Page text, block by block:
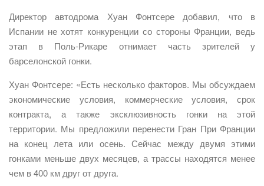
Директор автодрома Хуан Фонтсере добавил, что в
Испании не хотят конкуренции со стороны Франции, ведь
этап в Поль-Рикаре отнимает часть зрителей у
барселонской гонки.
Хуан Фонтсере: «Есть несколько факторов. Мы обсуждаем
экономические условия, коммерческие условия, срок
контракта, а также эксклюзивность гонки на этой
территории. Мы предложили перенести Гран При Франции
на конец лета или осень. Сейчас между двумя этими
гонками меньше двух месяцев, а трассы находятся менее
чем в 400 км друг от друга.